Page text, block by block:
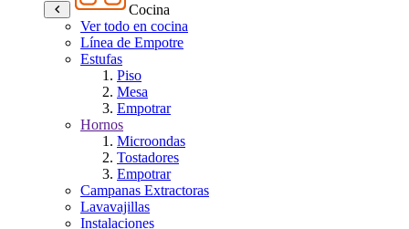
Cocina
Ver todo en cocina
Línea de Empotre
Estufas
Piso
Mesa
Empotrar
Hornos
Microondas
Tostadores
Empotrar
Campanas Extractoras
Lavavajillas
Instalaciones